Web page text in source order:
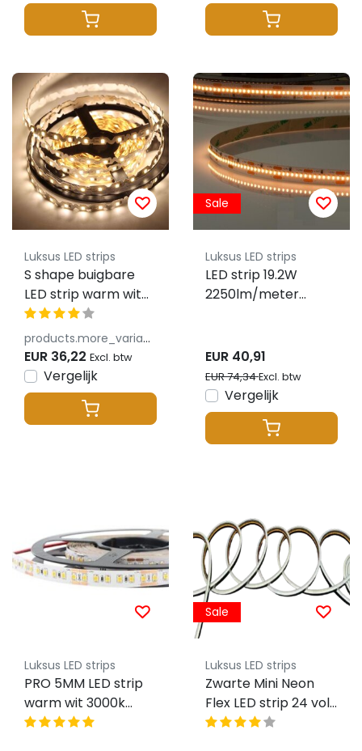
Luksus LED strips
S shape buigbare
LED strip warm wit
3000K IP20 24V 10W
72 LEDs p/m
products.more_variants_available
EUR 36,22 Excl. btw
Vergelijk
Sale
Luksus LED strips
LED strip 19.2W
2250lm/meter
Rol
EUR 40,91
EUR 74,34Excl. btw
Vergelijk
Luksus LED strips
PRO 5MM LED strip
warm wit 3000k
9,6W 850LM 120LED
Sale
Luksus LED strips
Zwarte Mini Neon
Flex LED strip 24 volt
3000 kelvin warm